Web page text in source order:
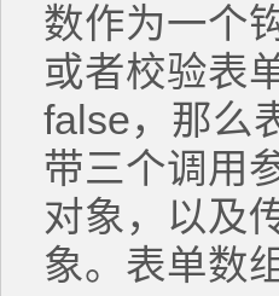
数作为一个
或者校验表
false，那么
带三个调用
对象，以及
象。表单数